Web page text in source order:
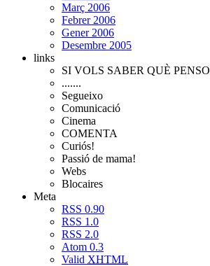
Març 2006
Febrer 2006
Gener 2006
Desembre 2005
links
SI VOLS SABER QUÈ PENSO
.......
Segueixo
Comunicació
Cinema
COMENTA
Curiós!
Passió de mama!
Webs
Blocaires
Meta
RSS 0.90
RSS 1.0
RSS 2.0
Atom 0.3
Valid XHTML